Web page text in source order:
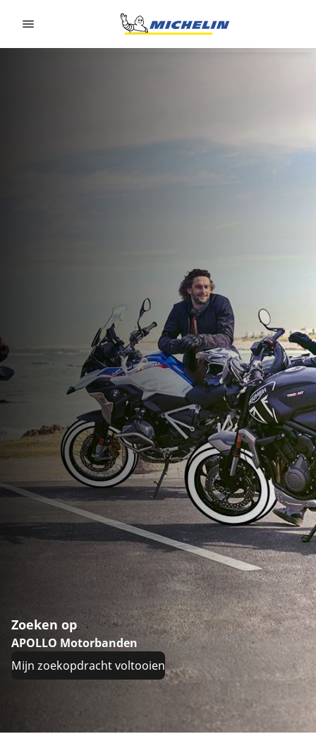
Zoeken op
APOLLO Motorbanden
Mijn zoekopdracht voltooien